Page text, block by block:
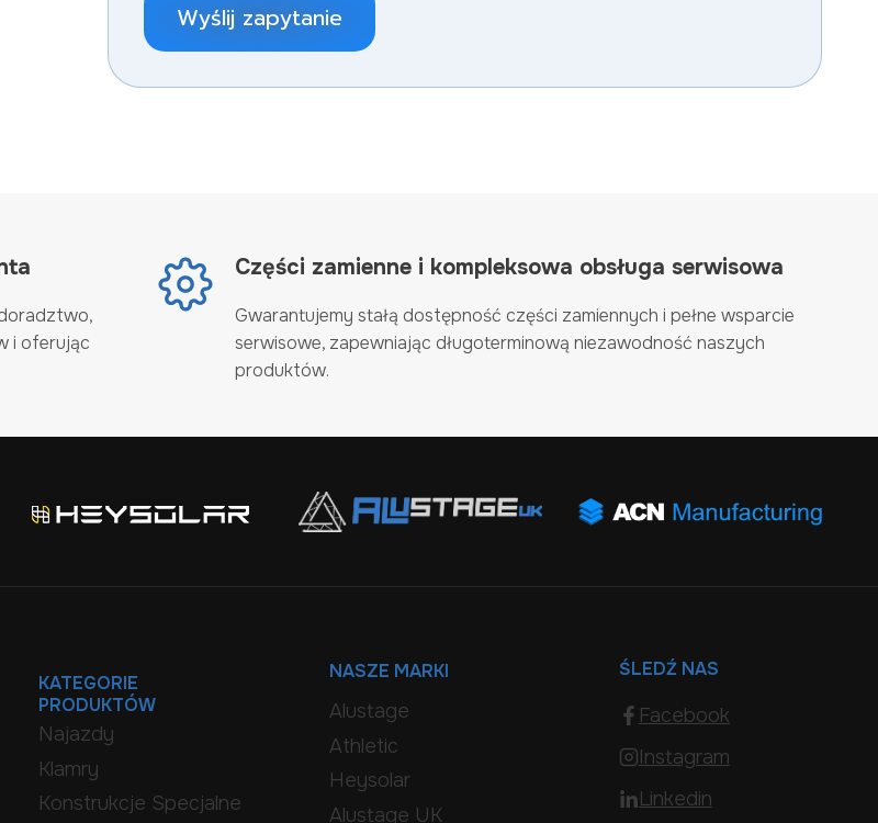
Wyślij zapytanie
i oferując
Części zamienne i kompleksowa obsługa serwisowa
Gwarantujemy stałą dostępność części zamiennych i pełne wsparcie
serwisowe, zapewniając długoterminową niezawodność naszych
produktów.
KATEGORIE
PRODUKTÓW
Najazdy
Klamry
Konstrukcje Specjalne
NASZE MARKI
Alustage
Athletic
Heysolar
Alustage UK
ŚLEDŹ NAS
Facebook
Instagram
Linkedin